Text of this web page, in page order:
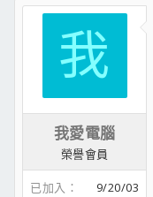
我
我愛電腦
榮譽會員
已加入 9/20/03